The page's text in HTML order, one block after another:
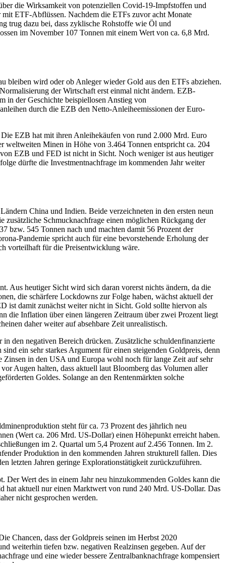
die Wirksamkeit von potenziellen Covid-19-Impfstoffen und
ETF-Abflüssen. Nachdem die ETFs zuvor acht Monate
trug dazu bei, dass zyklische Rohstoffe wie Öl und
im November 107 Tonnen mit einem Wert von ca. 6,8 Mrd.
bleiben wird oder ob Anleger wieder Gold aus den ETFs abziehen.
der Wirtschaft erst einmal nicht ändern. EZB-
in der Geschichte beispiellosen Anstieg von
durch die EZB den Netto-Anleiheemissionen der Euro-
EZB hat mit ihren Anleihekäufen von rund 2.000 Mrd. Euro
weltweiten Minen in Höhe von 3.464 Tonnen entspricht ca. 204
EZB und FED ist nicht in Sicht. Noch weniger ist aus heutiger
dürfte die Investmentnachfrage im kommenden Jahr weiter
China und Indien. Beide verzeichneten in den ersten neun
zusätzliche Schmucknachfrage einen möglichen Rückgang der
bzw. 545 Tonnen nach und machten damit 56 Prozent der
Pandemie spricht auch für eine bevorstehende Erholung der
vorteilhaft für die Preisentwicklung wäre.
Aus heutiger Sicht wird sich daran vorerst nichts ändern, da die
die schärfere Lockdowns zur Folge haben, wächst aktuell der
ist damit zunächst weiter nicht in Sicht. Gold sollte hiervon als
die Inflation über einen längeren Zeitraum über zwei Prozent liegt
daher weiter auf absehbare Zeit unrealistisch.
den negativen Bereich drücken. Zusätzliche schuldenfinanzierte
ein sehr starkes Argument für einen steigenden Goldpreis, denn
Zinsen in den USA und Europa wohl noch für lange Zeit auf sehr
Augen halten, dass aktuell laut Bloomberg das Volumen aller
Goldes. Solange an den Rentenmärkten solche
steht für ca. 73 Prozent des jährlich neu
(Wert ca. 206 Mrd. US-Dollar) einen Höhepunkt erreicht haben.
im 2. Quartal um 5,4 Prozent auf 2.456 Tonnen. Im 2.
Produktion in den kommenden Jahren strukturell fallen. Dies
letzten Jahren geringe Explorationstätigkeit zurückzuführen.
Wert des in einem Jahr neu hinzukommenden Goldes kann die
hat aktuell nur einen Marktwert von rund 240 Mrd. US-Dollar. Das
nicht gesprochen werden.
Chancen, dass der Goldpreis seinen im Herbst 2020
weiterhin tiefen bzw. negativen Realzinsen gegeben. Auf der
und eine wieder bessere Zentralbanknachfrage kompensiert